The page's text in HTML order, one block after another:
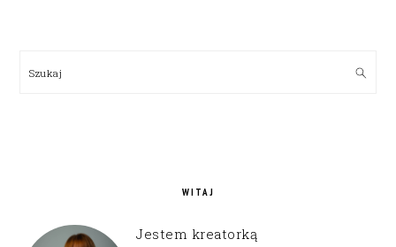
Szukaj
WITAJ
Jestem kreatorką